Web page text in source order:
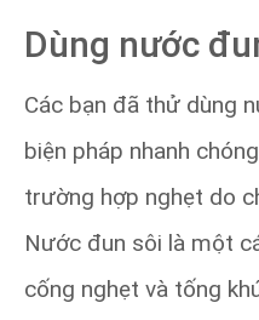
Dùng nước
Các bạn đã thử dùng
biện pháp nhanh
trường hợp nghẹt do
Nước đun sôi là một
cống nghẹt và tống